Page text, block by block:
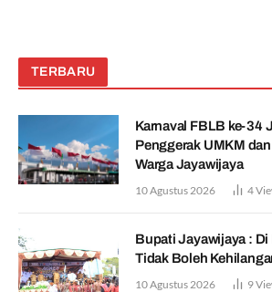
TERBARU
Karnaval FBLB ke-34
Penggerak UMKM
Warga Jayawijaya
10 Agustus 2026 4
Bupati Jayawijaya :
Tidak Boleh
10 Agustus 2026 9